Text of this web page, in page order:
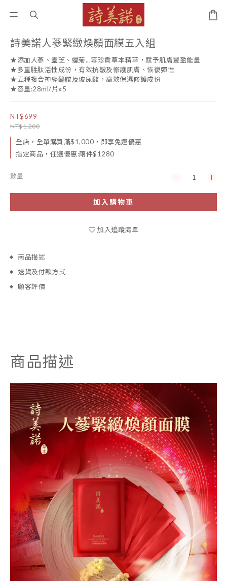
詩美諾人蔘緊緻煥顏面膜五入組
★添加人蔘、靈芝、蠟菊...等珍貴草本精萃，賦予肌膚豐盈能量
★多重胜肽活性成份，有效抗皺及修護肌膚、恢復彈性
★五種複合神經醯胺及玻尿酸，高效保濕修護成份
★容量:28ml/片x5
NT$699
NT$1,200
全店，全單購買滿$1,000，即享免運優惠
指定商品，任選優惠:兩件$1280
數量
加入購物車
加入追蹤清單
商品描述
送貨及付款方式
顧客評價
商品描述